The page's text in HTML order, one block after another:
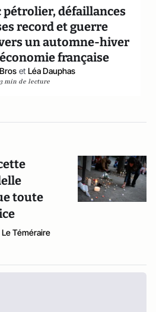
pétrolier, défaillances
record et guerre
un automne-hiver
française
et Léa Dauphas
min de lecture
toute
Téméraire